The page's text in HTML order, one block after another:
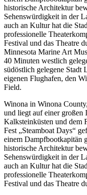
historische Architektur
Sehenswürdigkeit in der
auch an Kultur hat die
professionelle
Festival und das Theatre
Minnesota Marine Art
40 Minuten westlich
südöstlich gelegene Stadt
eigenen Flughafen, den
Field.
Winona in Winona County,
und liegt auf einer großen
Kalksteinküsten und dem
Fest „Steamboat Days“
einem Dampfbootkapitän
historische Architektur
Sehenswürdigkeit in der
auch an Kultur hat die
professionelle
Festival und das Theatre